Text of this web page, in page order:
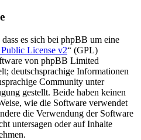
es sich bei phpBB um eine
License v2“ (GPL)
von phpBB Limited
deutschsprachige Informationen
Community unter
gestellt. Beide haben keinen
wie die Software verwendet
die Verwendung der Software
untersagen oder auf Inhalte